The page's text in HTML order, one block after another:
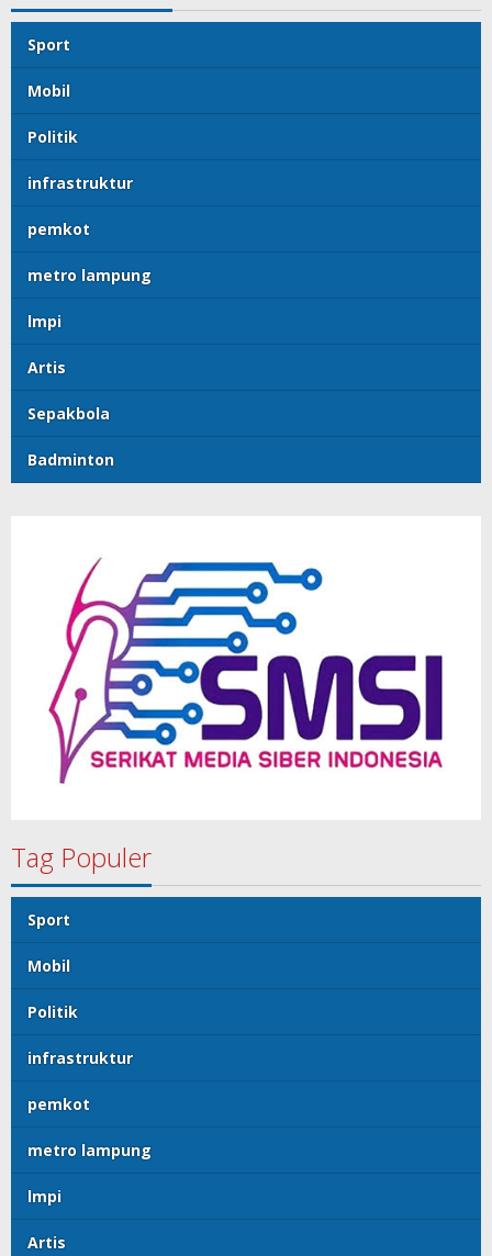
Sport
Mobil
Politik
infrastruktur
pemkot
metro lampung
lmpi
Artis
Sepakbola
Badminton
Tag Populer
Sport
Mobil
Politik
infrastruktur
pemkot
metro lampung
lmpi
Artis